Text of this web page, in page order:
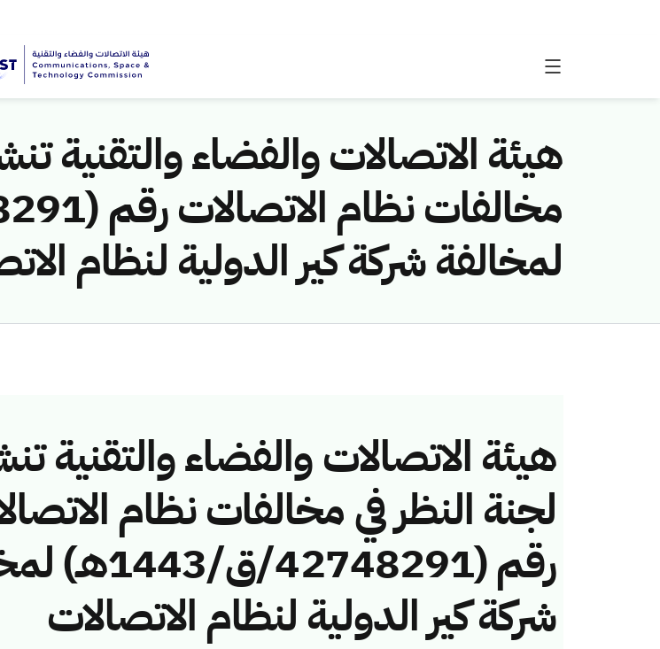
هيئة الاتصالات والفضاء والتقنية
لمخالفة شركة كير الدولية لنظام
هيئة الاتصالات والفضاء والتقنية
لجنة النظر في مخالفات نظام
رقم (42748291/ق/
شركة كير الدولية لنظام الاتصالات